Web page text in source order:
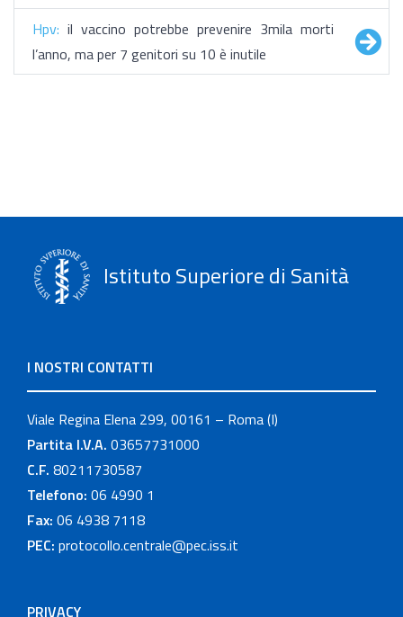
Hpv: il vaccino potrebbe prevenire 3mila morti
l’anno, ma per 7 genitori su 10 è inutile
Istituto Superiore di Sanità
I NOSTRI CONTATTI
Viale Regina Elena 299, 00161 – Roma (I)
Partita I.V.A. 03657731000
C.F. 80211730587
Telefono: 06 4990 1
Fax: 06 4938 7118
PEC: protocollo.centrale@pec.iss.it
PRIVACY